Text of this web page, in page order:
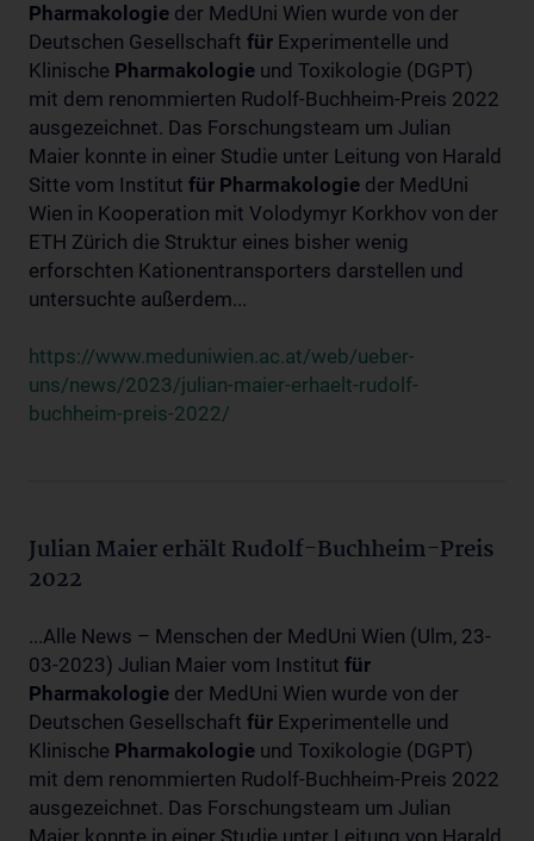
Pharmakologie der MedUni Wien wurde von der
Deutschen Gesellschaft für Experimentelle und
Klinische Pharmakologie und Toxikologie (DGPT)
mit dem renommierten Rudolf-Buchheim-Preis 2022
ausgezeichnet. Das Forschungsteam um Julian
Maier konnte in einer Studie unter Leitung von Harald
Sitte vom Institut für Pharmakologie der MedUni
Wien in Kooperation mit Volodymyr Korkhov von der
ETH Zürich die Struktur eines bisher wenig
erforschten Kationentransporters darstellen und
untersuchte außerdem...
https://www.meduniwien.ac.at/web/ueber-
uns/news/2023/julian-maier-erhaelt-rudolf-
buchheim-preis-2022/
Julian Maier erhält Rudolf-Buchheim-Preis
2022
...Alle News – Menschen der MedUni Wien (Ulm, 23-
03-2023) Julian Maier vom Institut für
Pharmakologie der MedUni Wien wurde von der
Deutschen Gesellschaft für Experimentelle und
Klinische Pharmakologie und Toxikologie (DGPT)
mit dem renommierten Rudolf-Buchheim-Preis 2022
ausgezeichnet. Das Forschungsteam um Julian
Maier konnte in einer Studie unter Leitung von Harald